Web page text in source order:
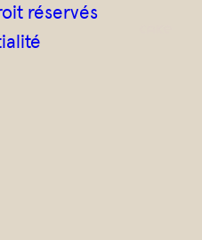
réservés